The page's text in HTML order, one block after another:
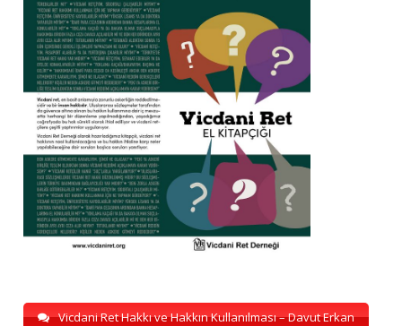
Vicdani Ret Hakkı ve Hakkın Kullanılması – Davut Erkan